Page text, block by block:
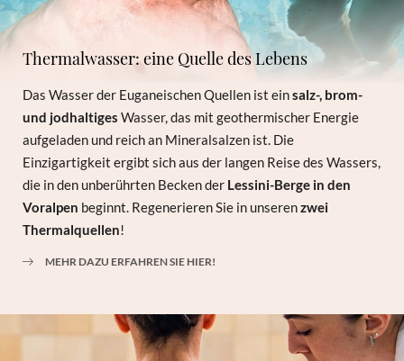
Thermalwasser: eine Quelle des Lebens
Das Wasser der Euganeischen Quellen ist einsalz-, brom-
und jodhaltiges Wasser, das mit geothermischer Energie
aufgeladen und reich an Mineralsalzen ist. Die
Einzigartigkeit ergibt sich aus der langen Reise des Wassers,
die in den unberührten Becken der Lessini-Berge in den
Voralpen beginnt. Regenerieren Sie in unserenzwei
Thermalquellen!
MEHR DAZU ERFAHREN SIE HIER!